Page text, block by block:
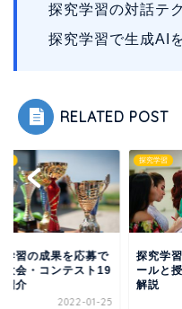
探究学習の対話テ
探究学習で生成AI
RELATED POST
学習の成果を応募で
大会・コンテスト19
紹介
2022-01-25
探究学習
探究学
ールと
解説